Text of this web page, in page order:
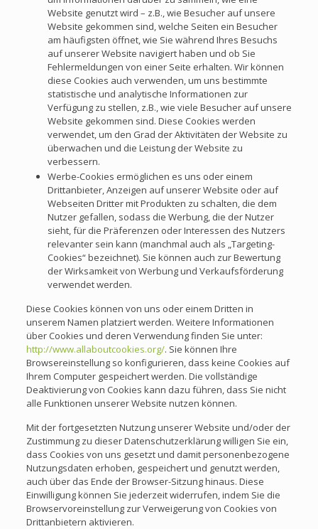
Website genutzt wird – z.B., wie Besucher auf unsere
Website gekommen sind, welche Seiten ein Besucher
am häufigsten öffnet, wie Sie während Ihres Besuchs
auf unserer Website navigiert haben und ob Sie
Fehlermeldungen von einer Seite erhalten. Wir können
diese Cookies auch verwenden, um uns bestimmte
statistische und analytische Informationen zur
Verfügung zu stellen, z.B., wie viele Besucher auf unsere
Website gekommen sind. Diese Cookies werden
verwendet, um den Grad der Aktivitäten der Website zu
überwachen und die Leistung der Website zu
verbessern.
Werbe-Cookies ermöglichen es uns oder einem
Drittanbieter, Anzeigen auf unserer Website oder auf
Webseiten Dritter mit Produkten zu schalten, die dem
Nutzer gefallen, sodass die Werbung, die der Nutzer
sieht, für die Präferenzen oder Interessen des Nutzers
relevanter sein kann (manchmal auch als „Targeting-
Cookies“ bezeichnet). Sie können auch zur Bewertung
der Wirksamkeit von Werbung und Verkaufsförderung
verwendet werden.
Diese Cookies können von uns oder einem Dritten in
unserem Namen platziert werden. Weitere Informationen
über Cookies und deren Verwendung finden Sie unter:
http://www.allaboutcookies.org/. Sie können Ihre
Browsereinstellung so konfigurieren, dass keine Cookies auf
Ihrem Computer gespeichert werden. Die vollständige
Deaktivierung von Cookies kann dazu führen, dass Sie nicht
alle Funktionen unserer Website nutzen können.
Mit der fortgesetzten Nutzung unserer Website und/oder der
Zustimmung zu dieser Datenschutzerklärung willigen Sie ein,
dass Cookies von uns gesetzt und damit personenbezogene
Nutzungsdaten erhoben, gespeichert und genutzt werden,
auch über das Ende der Browser-Sitzung hinaus. Diese
Einwilligung können Sie jederzeit widerrufen, indem Sie die
Browservoreinstellung zur Verweigerung von Cookies von
Drittanbietern aktivieren.